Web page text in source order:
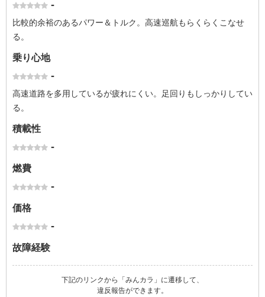
-
比較的余裕のあるパワー＆トルク。高速巡航もらくらくこなせ
る。
乗り心地
-
高速道路を多用しているが疲れにくい。足回りもしっかりしてい
る。
積載性
-
燃費
-
価格
-
故障経験
下記のリンクから「みんカラ」に遷移して、
違反報告ができます。